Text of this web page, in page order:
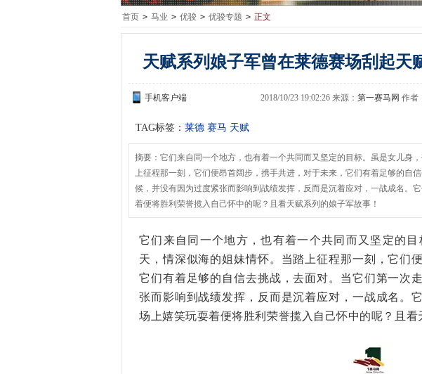
首页 > 马业 > 优骏 > 优骏专题 > 正文
天赋系列娘子军曾在莱德赛场刮起天
手机客户端 2018/10/23 19:02:26 来源： 第一赛马网 作者
TAG标签： 莱德 赛马 天赋
摘要：它们来自同一个地方，也有着一个共同而又坚定的目标。虽是女儿身
上征程那一刻，它们便昂首阔步，携手共进，对于未来，它们有着足够的自
候，并没有因为过度紧张而影响到战绩发挥，反而是沉着应对，一战成名。
着便将胜利荣誉揽入自己怀中的呢？且看天赋系列的娘子军故事！
它们来自同一个地方，也有着一个共同而又坚定的
天，情深似海的姐妹情怀。当踏上征程那一刻，它们
它们有着足够的自信去挑战，去面对。当它们第一次
张而影响到战绩发挥，反而是沉着应对，一战成名。
场上嬉笑玩耍着便将胜利荣誉揽入自己怀中的呢？且看